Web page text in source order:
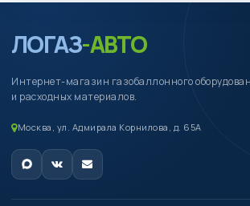
ЛОГАЗ-АВТО
Интернет-магазин газобаллонного
и расходных материалов.
Москва, ул. Адмирала Корнилова, д. 65А